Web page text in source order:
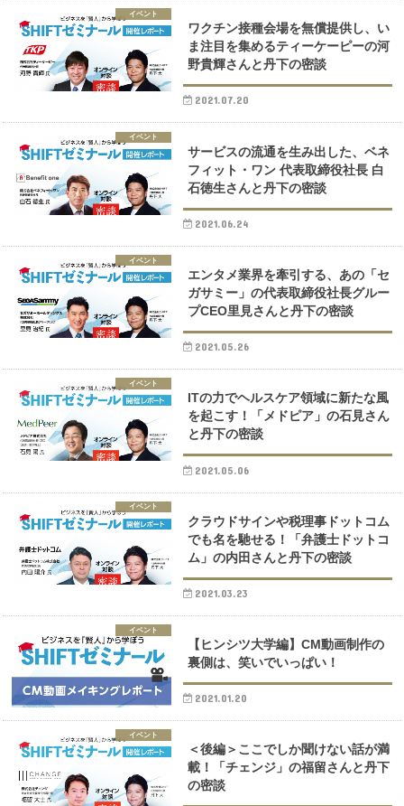
イベント
ワクチン接種会場を無償提供し、い
ま注目を集めるティーケーピーの河
野貴輝さんと丹下の密談
2021.07.20
イベント
サービスの流通を生み出した、ベネ
フィット・ワン 代表取締役社長 白
石徳生さんと丹下の密談
2021.06.24
イベント
エンタメ業界を牽引する、あの「セ
ガサミー」の代表取締役社長グルー
プCEO里見さんと丹下の密談
2021.05.26
イベント
ITの力でヘルスケア領域に新たな風
を起こす！「メドピア」の石見さん
と丹下の密談
2021.05.06
イベント
クラウドサインや税理事ドットコム
でも名を馳せる！「弁護士ドットコ
ム」の内田さんと丹下の密談
2021.03.23
イベント
【ヒンシツ大学編】CM動画制作の
裏側は、笑いでいっぱい！
2021.01.20
イベント
＜後編＞ここでしか聞けない話が満
載！「チェンジ」の福留さんと丹下
の密談